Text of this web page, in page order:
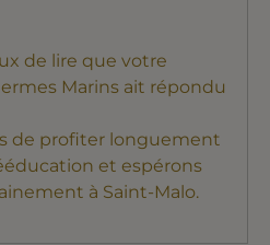
de lire que votre
Marins ait répondu
de profiter longuement
et espérons
à Saint-Malo.